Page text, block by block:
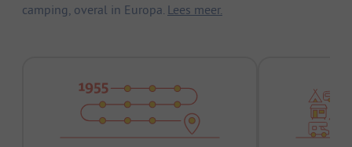
camping, overal in Europa. Lees meer.